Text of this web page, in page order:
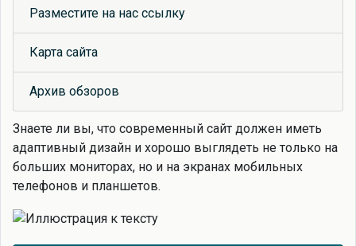
Разместите на нас ссылку
Карта сайта
Архив обзоров
Знаете ли вы, что современный сайт должен иметь
адаптивный дизайн и хорошо выглядеть не только на
больших мониторах, но и на экранах мобильных
телефонов и планшетов.